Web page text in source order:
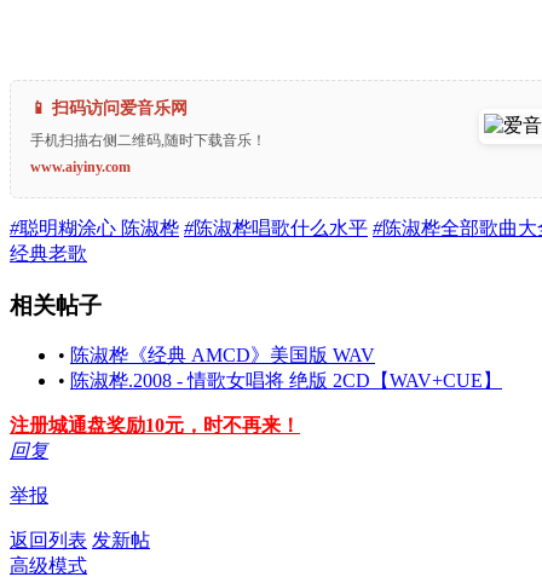
📱 扫码访问爱音乐网
手机扫描右侧二维码,随时下载音乐！
www.aiyiny.com
#聪明糊涂心 陈淑桦 #陈淑桦唱歌什么水平 #陈淑桦全部歌曲大
经典老歌
相关帖子
• 陈淑桦《经典 AMCD》美国版 WAV
• 陈淑桦.2008 - 情歌女唱将 绝版 2CD【WAV+CUE】
注册城通盘奖励10元，时不再来！
回复
举报
返回列表 发新帖
高级模式